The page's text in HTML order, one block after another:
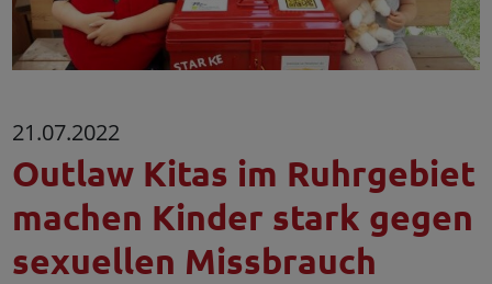
21.07.2022
Outlaw Kitas im Ruhrgebiet
machen Kinder stark gegen
sexuellen Missbrauch